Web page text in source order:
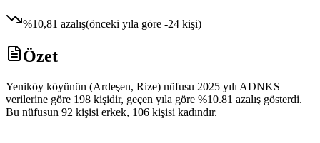
%10,81 azalış(önceki yıla göre -24 kişi)
Özet
Yeniköy köyünün (Ardeşen, Rize) nüfusu 2025 yılı ADNKS
verilerine göre 198 kişidir, geçen yıla göre %10.81 azalış gösterdi.
Bu nüfusun 92 kişisi erkek, 106 kişisi kadındır.